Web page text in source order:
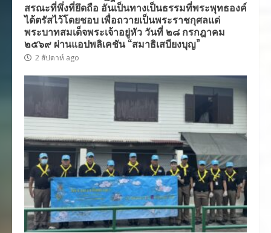
สรณะที่พึ่งที่ยึดถือ อันเป็นทางเป็นธรรมที่พระพุทธองค์
ได้ตรัสไว้โดยชอบ เพื่อถวายเป็นพระราชกุศลแด่
พระบาทสมเด็จพระเจ้าอยู่หัว วันที่ ๒๘ กรกฎาคม
๒๕๖๙ ผ่านแอปพลิเคชัน “สมาธิเสบียงบุญ”
2 สัปดาห์ ago